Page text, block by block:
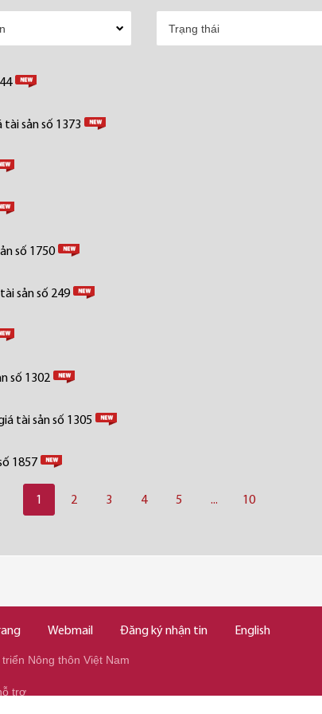
sản số 1373
số 1750
sản số 249
số 1302
tài sản số 1305
1857
1 2 3 4 5 ... 10
Webmail Đăng ký nhận tin English
Nông thôn Việt Nam
trợ